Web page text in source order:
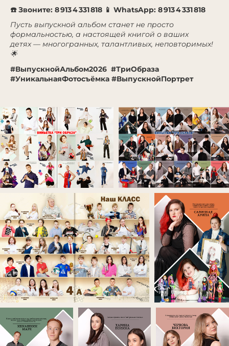
☎️ Звоните: 8 913 4 331 818 📱 WhatsApp: 8 913 4 331 818
Пусть выпускной альбом станет не просто
формальностью, а настоящей книгой о ваших
детях — многогранных, талантливых, неповторимых!
🌟
#ВыпускнойАльбом2026 #ТриОбраза
#УникальнаяФотосъёмка #ВыпускнойПортрет